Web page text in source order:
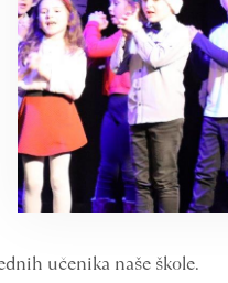
učenika naše škole.